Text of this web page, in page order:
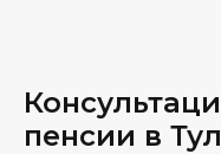
пенсии в